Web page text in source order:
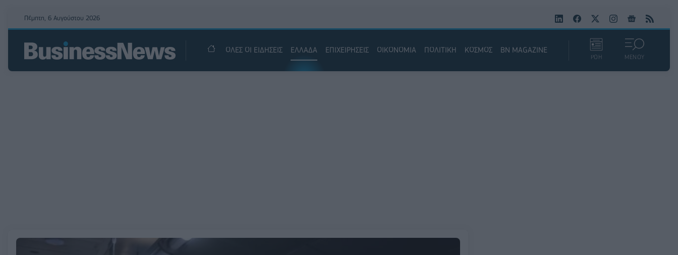
Πέμπτη, 6 Αυγούστου 2026
ΟΛΕΣ ΟΙ ΕΙΔΗΣΕΙΣ ΕΛΛΑΔΑ ΕΠΙΧΕΙΡΗΣΕΙΣ ΟΙΚΟΝΟΜΙΑ ΠΟΛΙΤΙΚΗ ΚΟΣΜΟΣ BN MAGAZINE
ΡΟΗ ΜΕΝΟΥ